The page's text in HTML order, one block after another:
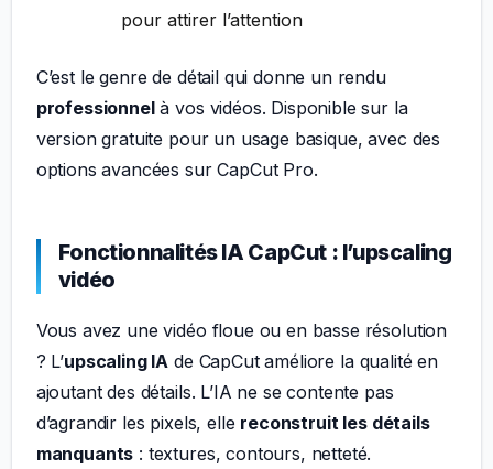
pour attirer l’attention
C’est le genre de détail qui donne un rendu
professionnelà vos vidéos. Disponible sur la
version gratuite pour un usage basique, avec des
options avancées sur CapCut Pro.
Fonctionnalités IA CapCut : l’upscaling
vidéo
Vous avez une vidéo floue ou en basse résolution
? L’upscaling IA de CapCut améliore la qualité en
ajoutant des détails. L’IA ne se contente pas
d’agrandir les pixels, elle reconstruit les détails
manquants : textures, contours, netteté.